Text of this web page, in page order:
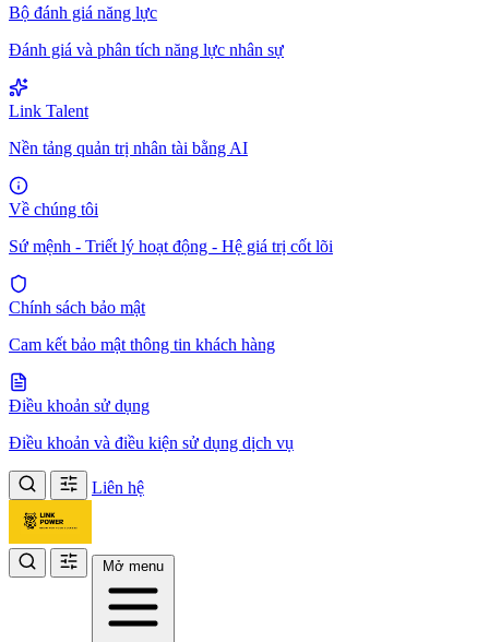
Bộ đánh giá năng lực
Đánh giá và phân tích năng lực nhân sự
Link Talent
Nền tảng quản trị nhân tài bằng AI
Về chúng tôi
Sứ mệnh - Triết lý hoạt động - Hệ giá trị cốt lõi
Chính sách bảo mật
Cam kết bảo mật thông tin khách hàng
Điều khoản sử dụng
Điều khoản và điều kiện sử dụng dịch vụ
Liên hệ
Mở menu